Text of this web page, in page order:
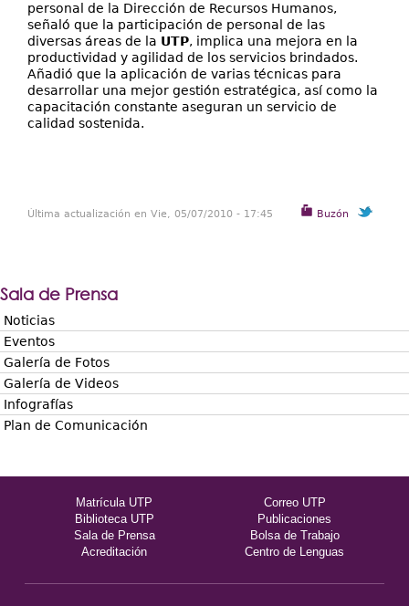
personal de la Dirección de Recursos Humanos,
señaló que la participación de personal de las
diversas áreas de la UTP, implica una mejora en la
productividad y agilidad de los servicios brindados.
Añadió que la aplicación de varias técnicas para
desarrollar una mejor gestión estratégica, así como la
capacitación constante aseguran un servicio de
calidad sostenida.
Buzón
Última actualización en Vie, 05/07/2010 - 17:45
Sala de Prensa
Noticias
Eventos
Galería de Fotos
Galería de Videos
Infografías
Plan de Comunicación
Matrícula UTP
Correo UTP
Biblioteca UTP
Publicaciones
Sala de Prensa
Bolsa de Trabajo
Acreditación
Centro de Lenguas